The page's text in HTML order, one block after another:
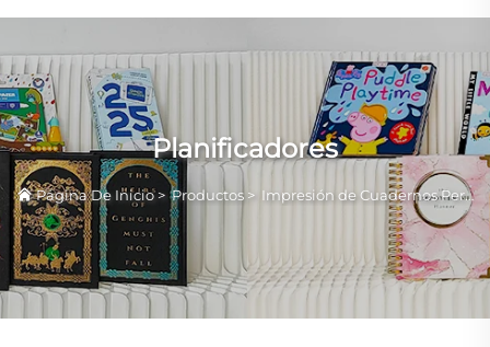
Planificadores
Página De Inicio>Productos > Impresión de Cuadernos Personalizados